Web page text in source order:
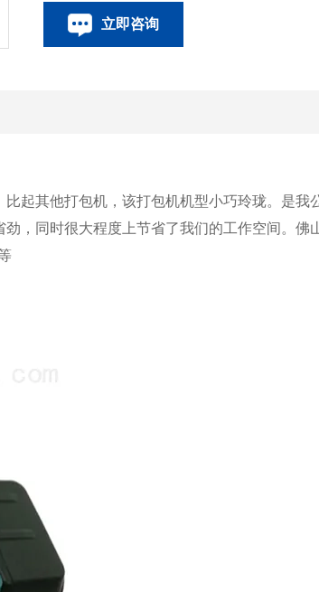
立即咨询
其他打包机，该打包机机型小巧玲珑。是我
，同时很大程度上节省了我们的工作空间。佛